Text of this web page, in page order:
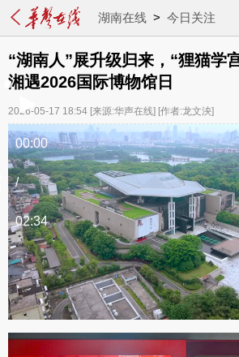
湖南在线> 今日关注
“湖南人”展升级归来，“狸猫学
湘遇2026国际博物馆日
2026-05-17 18:54 [来源:华声在线] [作者:龙文泱]
00:00
/
02:34